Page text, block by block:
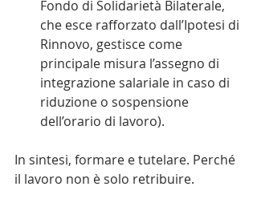
Fondo di Solidarietà Bilaterale,
che esce rafforzato dall’Ipotesi di
Rinnovo, gestisce come
principale misura l’assegno di
integrazione salariale in caso di
riduzione o sospensione
dell’orario di lavoro).
In sintesi, formare e tutelare. Perché
il lavoro non è solo retribuire.